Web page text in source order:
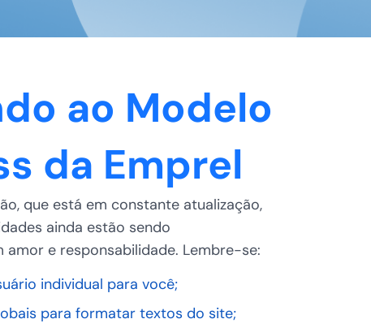
ao Modelo
da Emprel
que está em constante atualização,
ainda estão sendo
amor e responsabilidade. Lembre-se:
individual para você;
para formatar textos do site;